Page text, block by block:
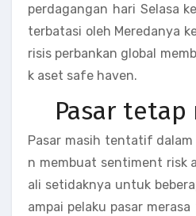
perdagangan hari Selasa
terbatasi oleh Meredanya
risis perbankan global
k aset safe haven.
Pasar tetap
Pasar masih tentatif
n membuat sentiment risk
ali setidaknya untuk
ampai pelaku pasar